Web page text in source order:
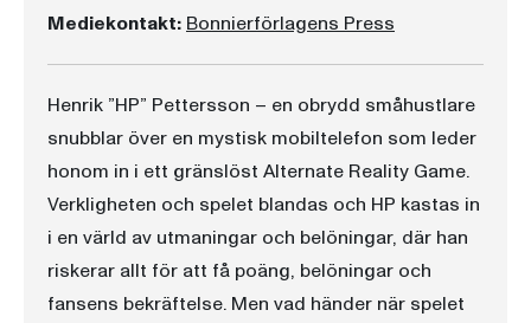
Mediekontakt: Bonnierförlagens Press
Henrik ”HP” Pettersson – en obrydd småhustlare
snubblar över en mystisk mobiltelefon som leder
honom in i ett gränslöst Alternate Reality Game.
Verkligheten och spelet blandas och HP kastas in
i en värld av utmaningar och belöningar, där han
riskerar allt för att få poäng, belöningar och
fansens bekräftelse. Men vad händer när spelet